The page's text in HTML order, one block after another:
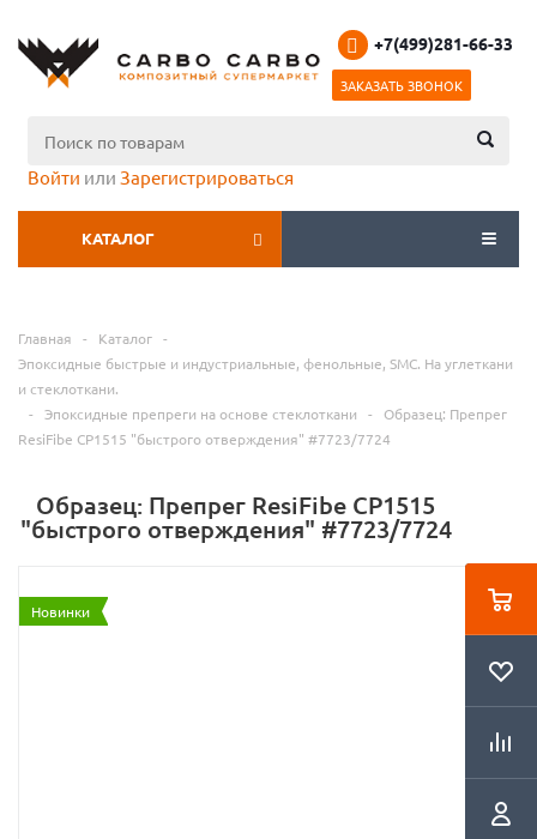
Войти или Зарегистрироваться
+7(499)281-66-33
ЗАКАЗАТЬ ЗВОНОК
МЕНЮКАТАЛОГ
Главная - Каталог -
Эпоксидные быстрые и индустриальные, фенольные, SMC. На углеткани
и стеклоткани.
-
Эпоксидные препреги на основе стеклоткани -
Образец: Препрег
ResiFibe CP1515 "быстрого отверждения" #7723/7724
Образец: Препрег ResiFibe CP1515
"быстрого отверждения" #7723/7724
Новинки